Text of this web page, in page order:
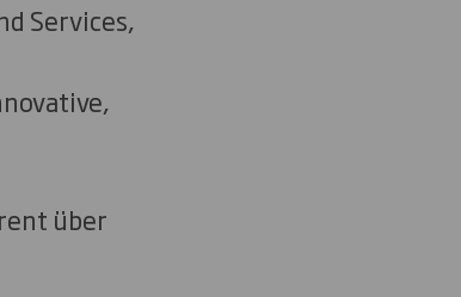
Services,
über